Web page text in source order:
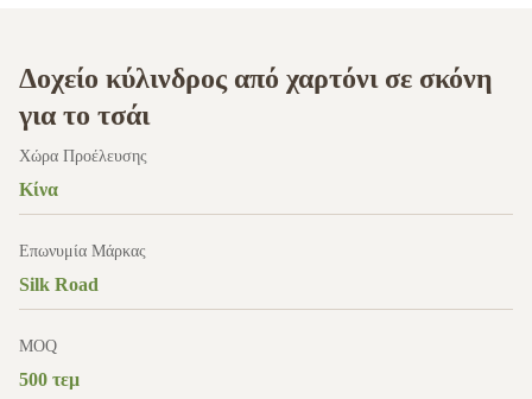
Δοχείο κύλινδρος από χαρτόνι σε σκόνη
για το τσάι
Χώρα Προέλευσης
Κίνα
Επωνυμία Μάρκας
Silk Road
MOQ
500 τεμ